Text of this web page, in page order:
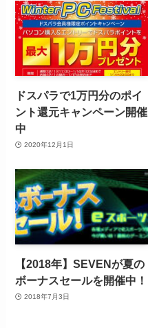
ドスパラで1万円分のポイ
ント還元キャンペーン開催
中
2020年12月1日
【2018年】SEVENが夏の
ボーナスセールを開催中！
2018年7月3日